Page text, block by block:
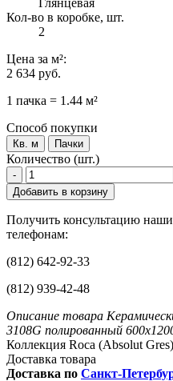
Кол-во в коробке, шт.
2
Цена за м²:
2 634 руб.
1 пачка = 1.44 м²
Способ покупки
Кв. м Пачки
Количество (шт.)
-
Добавить в корзину
Получить консультацию
телефонам:
(812) 642-92-33
(812) 939-42-48
Описание товара
3108G полированный
Коллекция Roca (Absolut Gres)
Доставка товара
Доставка по Санкт-